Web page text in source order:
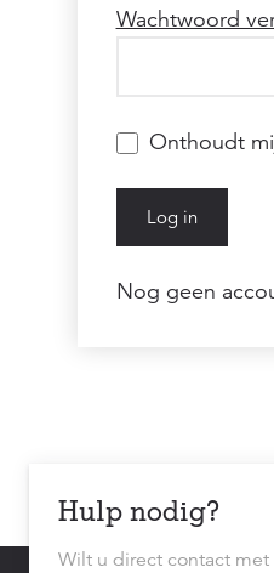
Wachtwoord
Onthoudt
Log in
Nog geen
Hulp nodig?
Wilt u direct contact met